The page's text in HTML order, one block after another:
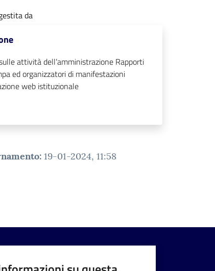
da
attività dell’amministrazione Rapporti
ed organizzatori di manifestazioni
web istituzionale
: 19-01-2024, 11:58